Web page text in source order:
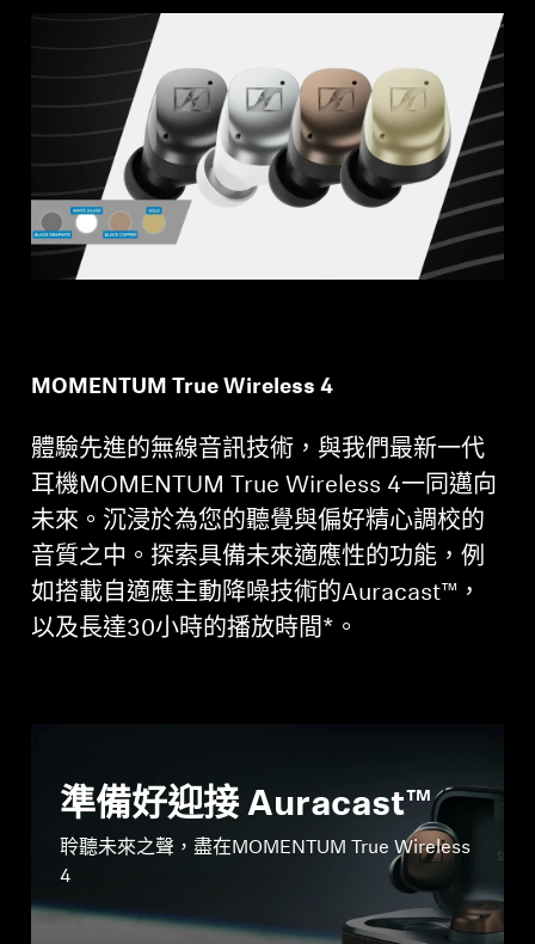
MOMENTUM True Wireless 4
體驗先進的無線音訊技術，與我們最新一代
耳機MOMENTUM True Wireless 4一同邁向
未來。沉浸於為您的聽覺與偏好精心調校的
音質之中。探索具備未來適應性的功能，例
如搭載自適應主動降噪技術的Auracast™，
以及長達30小時的播放時間*。
準備好迎接 Auracast™
聆聽未來之聲，盡在MOMENTUM True Wireless
4